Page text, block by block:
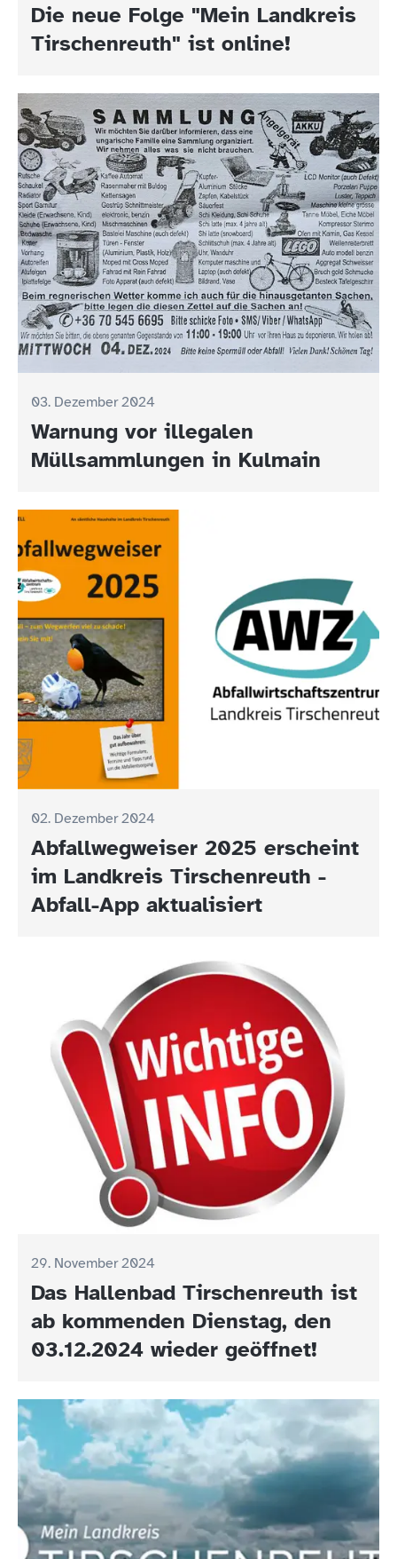
Die neue Folge "Mein Landkreis
Tirschenreuth" ist online!
03. Dezember 2024
Warnung vor illegalen
Müllsammlungen in Kulmain
02. Dezember 2024
Abfallwegweiser 2025 erscheint
im Landkreis Tirschenreuth -
Abfall-App aktualisiert
29. November 2024
Das Hallenbad Tirschenreuth ist
ab kommenden Dienstag, den
03.12.2024 wieder geöffnet!